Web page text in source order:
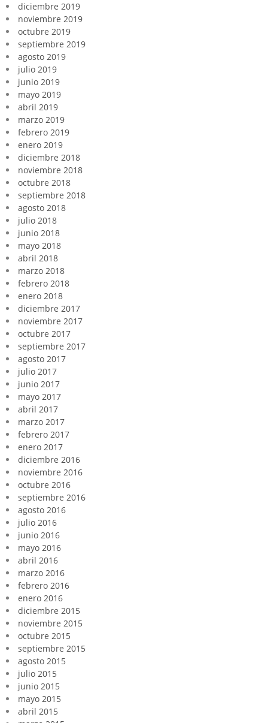
diciembre 2019
noviembre 2019
octubre 2019
septiembre 2019
agosto 2019
julio 2019
junio 2019
mayo 2019
abril 2019
marzo 2019
febrero 2019
enero 2019
diciembre 2018
noviembre 2018
octubre 2018
septiembre 2018
agosto 2018
julio 2018
junio 2018
mayo 2018
abril 2018
marzo 2018
febrero 2018
enero 2018
diciembre 2017
noviembre 2017
octubre 2017
septiembre 2017
agosto 2017
julio 2017
junio 2017
mayo 2017
abril 2017
marzo 2017
febrero 2017
enero 2017
diciembre 2016
noviembre 2016
octubre 2016
septiembre 2016
agosto 2016
julio 2016
junio 2016
mayo 2016
abril 2016
marzo 2016
febrero 2016
enero 2016
diciembre 2015
noviembre 2015
octubre 2015
septiembre 2015
agosto 2015
julio 2015
junio 2015
mayo 2015
abril 2015